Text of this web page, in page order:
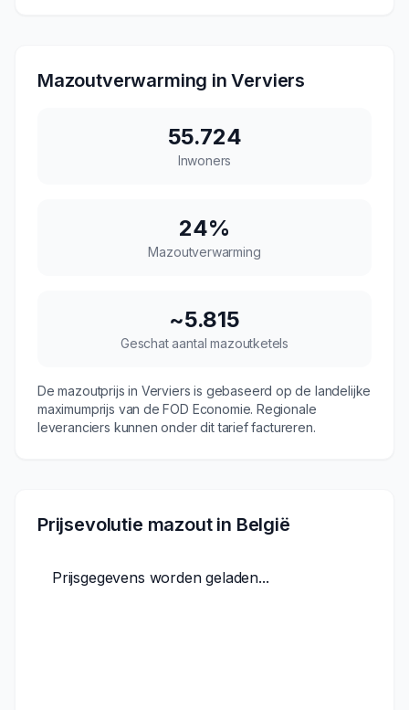
Mazoutverwarming inVerviers
55.724
Inwoners
24%
Mazoutverwarming
~5.815
Geschat aantal mazoutketels
De mazoutprijs in Verviers is gebaseerd op de landelijke
maximumprijs van de FOD Economie. Regionale
leveranciers kunnen onder dit tarief factureren.
Prijsevolutie mazout in België
Prijsgegevens worden geladen...